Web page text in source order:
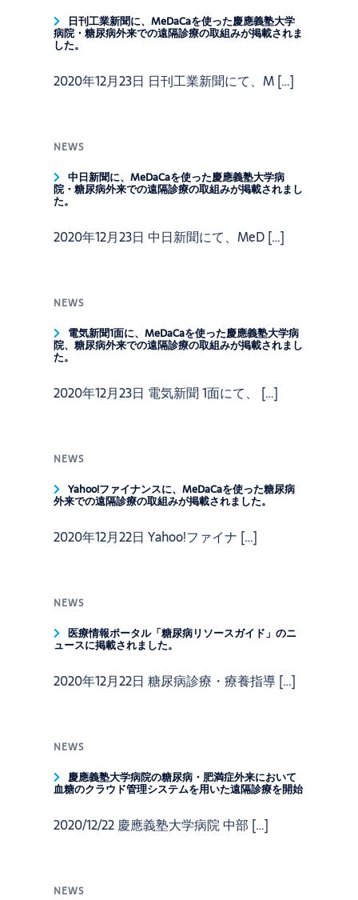
日刊工業新聞に、MeDaCaを使った慶應義塾大学
病院・糖尿病外来での遠隔診療の取組みが掲載されま
した。
2020年12月23日 日刊工業新聞にて、M […]
NEWS
中日新聞に、MeDaCaを使った慶應義塾大学病
院・糖尿病外来での遠隔診療の取組みが掲載されまし
た。
2020年12月23日 中日新聞にて、MeD […]
NEWS
電気新聞1面に、MeDaCaを使った慶應義塾大学病
院、糖尿病外来での遠隔診療の取組みが掲載されまし
た。
2020年12月23日 電気新聞 1面にて、 […]
NEWS
Yahoo!ファイナンスに、MeDaCaを使った糖尿病
外来での遠隔診療の取組みが掲載されました。
2020年12月22日 Yahoo!ファイナ […]
NEWS
医療情報ポータル「糖尿病リソースガイド」のニ
ュースに掲載されました。
2020年12月22日 糖尿病診療・療養指導 […]
NEWS
慶應義塾大学病院の糖尿病・肥満症外来において
血糖のクラウド管理システムを用いた遠隔診療を開始
2020/12/22 慶應義塾大学病院 中部 […]
NEWS